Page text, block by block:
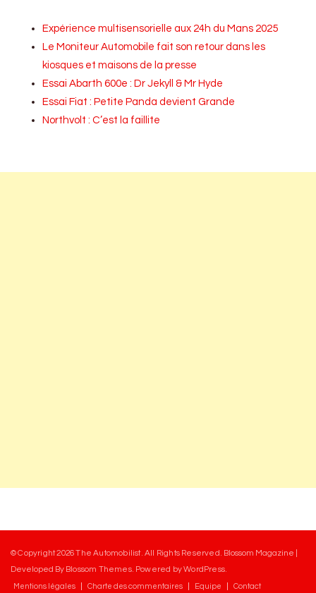
Expérience multisensorielle aux 24h du Mans 2025
Le Moniteur Automobile fait son retour dans les
kiosques et maisons de la presse
Essai Abarth 600e : Dr Jekyll & Mr Hyde
Essai Fiat : Petite Panda devient Grande
Northvolt : C’est la faillite
© Copyright 2026The Automobilist. All Rights Reserved. Blossom Magazine |
Developed By Blossom Themes. Powered byWordPress
Mentions légales Charte des commentaires Equipe Contact